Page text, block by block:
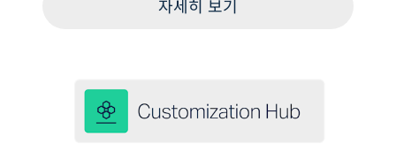
자세히 보기